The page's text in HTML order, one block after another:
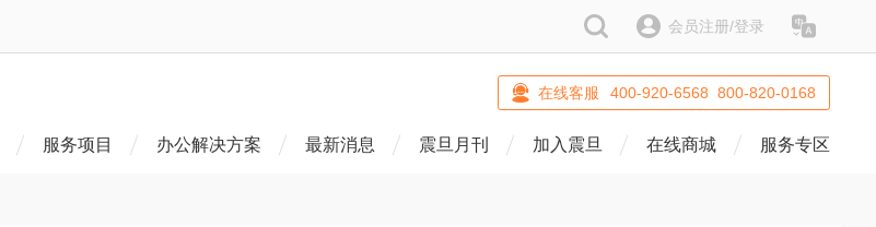
搜索 会员注册/登录
在线客服 400-920-6568 800-820-0168
服务项目 办公解决方案 最新消息 震旦月刊 加入震旦 在线商城 服务专区